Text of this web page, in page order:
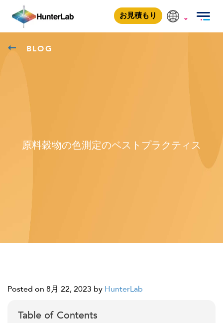
お見積もり
BLOG
原料穀物の色測定のベストプラクティス
Posted on 8月 22, 2023 by HunterLab
Table of Contents